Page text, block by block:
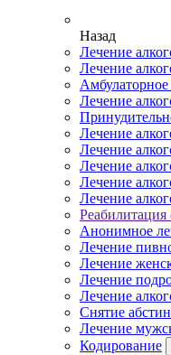
Назад
Лечение
Лечение
Амбулаторное
Лечение
Лечение
Лечение
Лечение
Лечение
Лечение
Реабилитация
Анонимное
Лечение
Лечение
Лечение
Лечение
Снятие
Лечение
Кодирование